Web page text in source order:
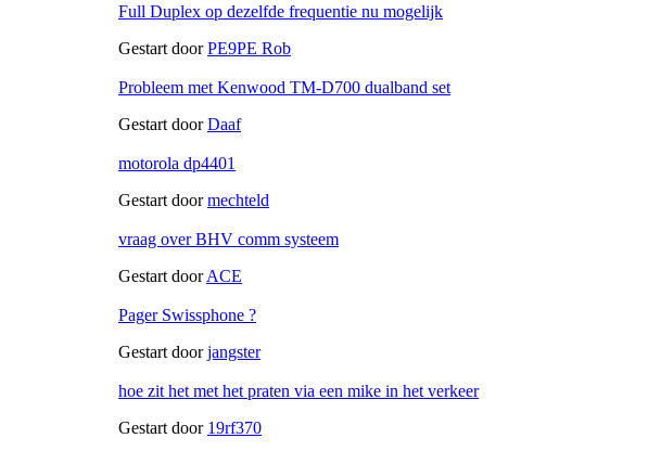
Full Duplex op dezelfde frequentie nu mogelijk
Gestart doorPE9PE Rob
Probleem met Kenwood TM-D700 dualband set
Gestart doorDaaf
motorola dp4401
Gestart doormechteld
vraag over BHV comm systeem
Gestart doorACE
Pager Swissphone ?
Gestart doorjangster
hoe zit het met het praten via een mike in het verkeer
Gestart door 19rf370